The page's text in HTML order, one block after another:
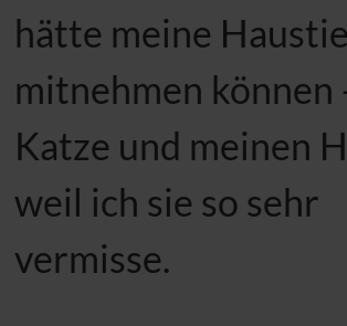
hätte meine
mitnehmen können
Katze und meinen
weil ich sie so sehr
vermisse.